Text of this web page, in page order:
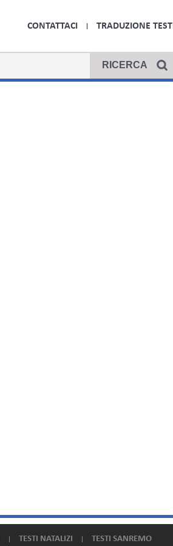
CONTATTACI TRADUZIONE TESTI
TESTI NATALIZI TESTI SANREMO